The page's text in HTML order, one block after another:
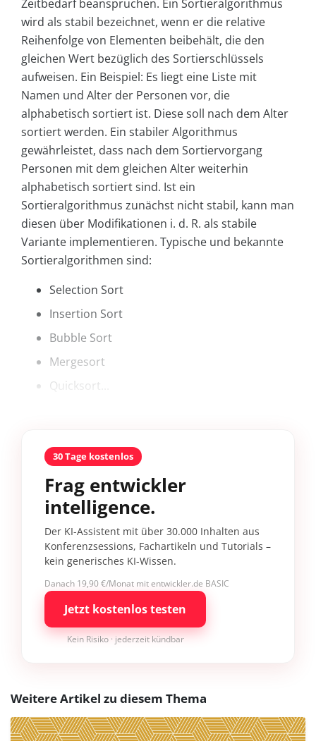
Zeitbedarf beanspruchen. Ein Sortieralgorithmus
wird als stabil bezeichnet, wenn er die relative
Reihenfolge von Elementen beibehält, die den
gleichen Wert bezüglich des Sortierschlüssels
aufweisen. Ein Beispiel: Es liegt eine Liste mit
Namen und Alter der Personen vor, die
alphabetisch sortiert ist. Diese soll nach dem Alter
sortiert werden. Ein stabiler Algorithmus
gewährleistet, dass nach dem Sortiervorgang
Personen mit dem gleichen Alter weiterhin
alphabetisch sortiert sind. Ist ein
Sortieralgorithmus zunächst nicht stabil, kann man
diesen über Modifikationen i. d. R. als stabile
Variante implementieren. Typische und bekannte
Sortieralgorithmen sind:
Selection Sort
Insertion Sort
Bubble Sort
Mergesort
Quicksort...
30 Tage kostenlos
Frag entwickler
intelligence.
Der KI-Assistent mit über 30.000 Inhalten aus
Konferenzsessions, Fachartikeln und Tutorials –
kein generisches KI-Wissen.
Danach 19,90 €/Monat mit entwickler.de BASIC
Jetzt kostenlos testen
Kein Risiko · jederzeit kündbar
Weitere Artikel zu diesem Thema